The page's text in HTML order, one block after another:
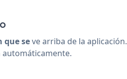
que seve arriba de la aplicación.
automáticamente.